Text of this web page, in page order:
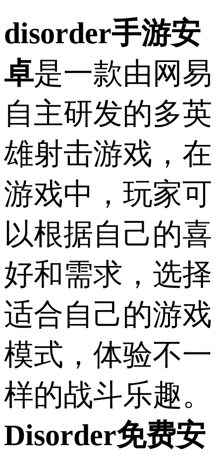
disorder手游安
卓是一款由网易
自主研发的多英
雄射击游戏，在
游戏中，玩家可
以根据自己的喜
好和需求，选择
适合自己的游戏
模式，体验不一
样的战斗乐趣。
Disorder免费安